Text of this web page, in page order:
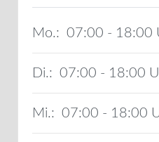
Mo.: 07:00 - 18:00
Di.: 07:00 - 18:00
Mi.: 07:00 - 18:00